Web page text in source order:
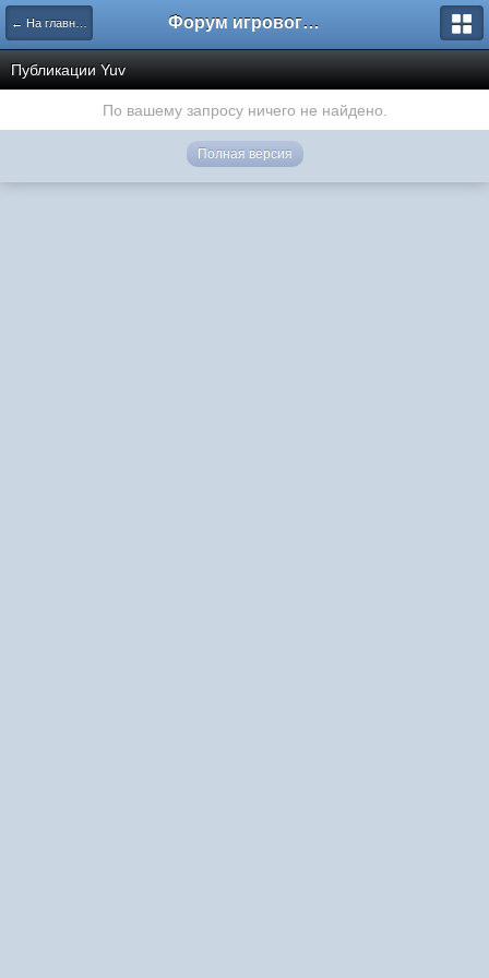
← На главную Форум игрового проекта Riverrise
Публикации Yuv
По вашему запросу ничего не найдено.
Полная версия